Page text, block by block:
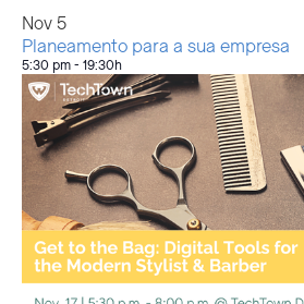
Nov 5
Planeamento para a sua empresa
5:30 pm- 19:30h